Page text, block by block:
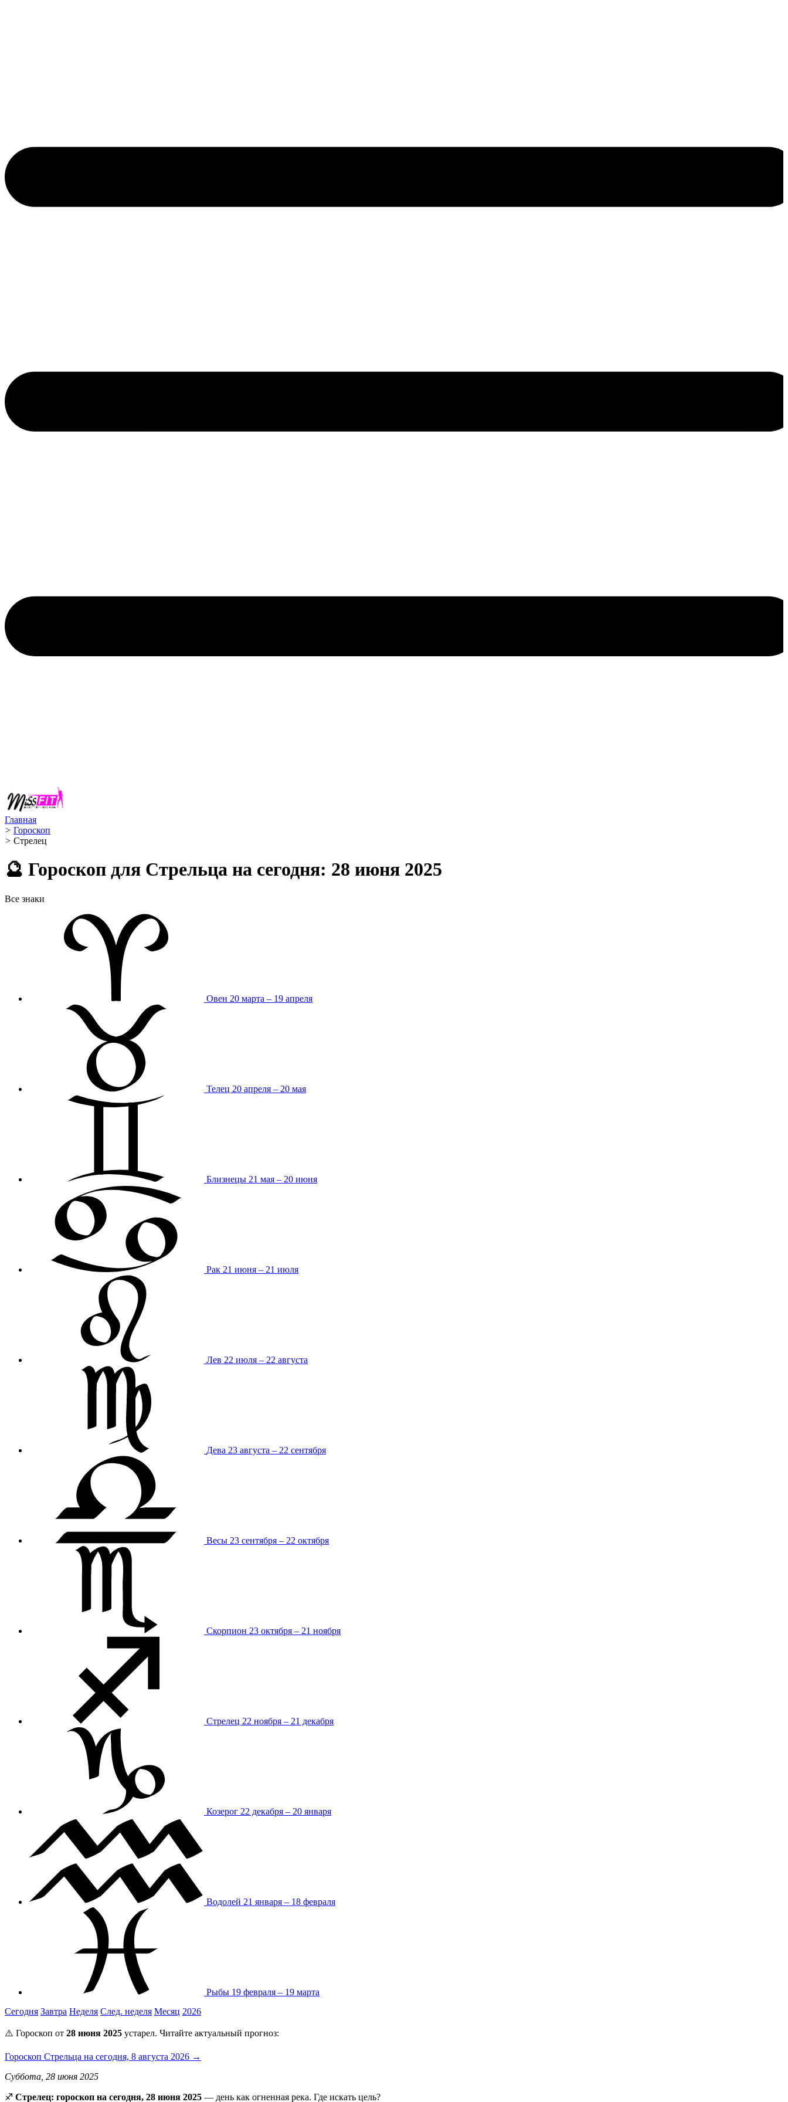
Главная
> Гороскоп
> Стрелец ️
🔮 Гороскоп для Стрельца на сегодня: 28 июня 2025
Все знаки
Овен 20 марта – 19 апреля
Телец 20 апреля – 20 мая
Близнецы 21 мая – 20 июня
Рак 21 июня – 21 июля
Лев 22 июля – 22 августа
Дева 23 августа – 22 сентября
Весы 23 сентября – 22 октября
Скорпион 23 октября – 21 ноября
Стрелец 22 ноября – 21 декабря
Козерог 22 декабря – 20 января
Водолей 21 января – 18 февраля
Рыбы 19 февраля – 19 марта
Сегодня Завтра Неделя След. неделя Месяц 2026
⚠️ Гороскоп от 28 июня 2025 устарел. Читайте актуальный прогноз:
Гороскоп Стрельца на сегодня, 8 августа 2026 →
Суббота, 28 июня 2025
♐️ Стрелец: гороскоп на сегодня, 28 июня 2025 — день как огненная река. Где искать цель?